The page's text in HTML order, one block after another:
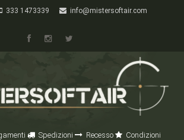
333 1473339 info@mistersoftair.com
Spedizioni Recesso
Condizioni